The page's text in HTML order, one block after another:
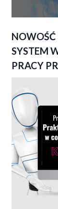
NOWOŚĆ
SYSTEM
PRACY